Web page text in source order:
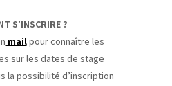
S’INSCRIRE ?
mailpour connaître les
sur les dates de stage
la possibilité d’inscription